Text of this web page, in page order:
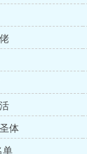
体
单